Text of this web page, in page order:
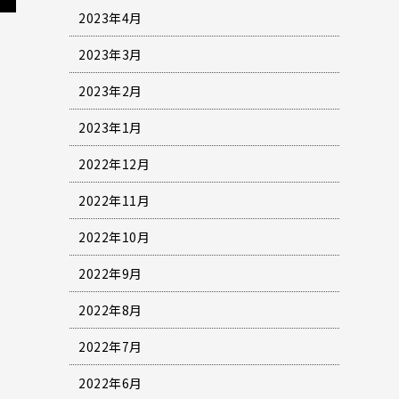
2023年4月
2023年3月
2023年2月
2023年1月
2022年12月
2022年11月
2022年10月
2022年9月
2022年8月
2022年7月
2022年6月